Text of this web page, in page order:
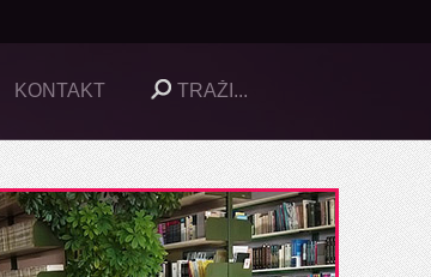
KONTAKT